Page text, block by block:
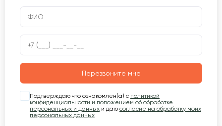
Перезвоните мне
Подтверждаю что ознакомлен(а) с политикой
конфиденциальности и положением об обработке
персональных и данных и даю согласие на обработку моих
персональных данных